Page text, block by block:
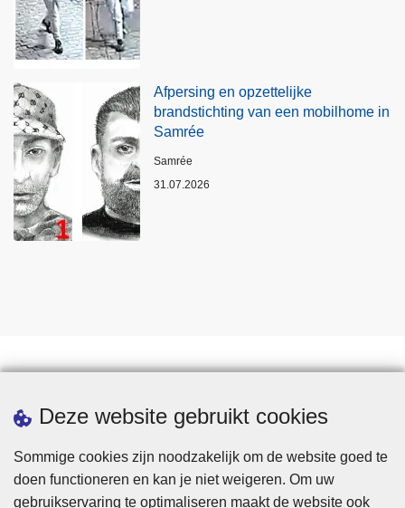
Deze website gebruikt cookies
Sommige cookies zijn noodzakelijk om de website goed te
doen functioneren en kan je niet weigeren. Om uw
gebruikservaring te optimaliseren maakt de website ook
Afpersing en opzettelijke
brandstichting van een mobilhome in
Samrée
Plaats
Samrée
31.07.2026